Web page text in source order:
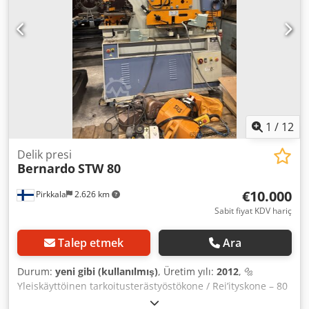
masası - Sıyırıcı plakalı sac sıyırıcı - Kademesiz değişken
strok ayarı - kalıp tabanı - 1x serbest hareketli ayak
anahtarı - Kullanım kılavuzu (PDF)
1 / 12
Pirkkala 2.626 km
Delik presi
BernardoSTW 80
€10.000
Sabit fiyat KDV hariç
Talep etmek Ara
Durum: yeni gibi (kullanılmış), Üretim yılı: 2012, 🔩
Yleiskäyttöinen tarkoitusterästyöstökone / Rei’ityskone – 80
tonnin rei’itysvoima Tämä monipuolinen terästyökone